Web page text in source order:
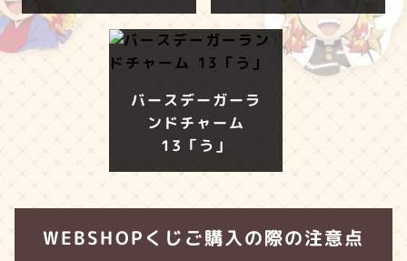
バースデーガーラ
ンドチャーム
13「う」
WEBSHOPくじご購入の際の注意点